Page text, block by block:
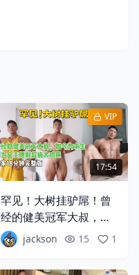
17:54
VIP
罕见！大树挂驴屌！曾
经的健美冠军大叔，如
今为求生计为金主撸射
超级大鸡巴 独家18分钟
完整版
jackson 15 1